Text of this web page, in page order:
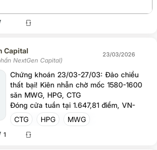
Capital
NextGen Capital)
23/03/2026
Chứng khoán 23/03-27/03: Đảo chiều
thất bại! Kiên nhẫn chờ mốc 1580-1600
săn MWG, HPG, CTG
Đóng cửa tuần tại 1.647,81 điểm, VN-
INDEX tiếp tục bám sát dải dưới Bollinger
Bands với các chỉ báo kỹ thuật chìm sâu
vào vùng quá bán. Thực tế, các nỗ lực
CTG HPG MWG
1